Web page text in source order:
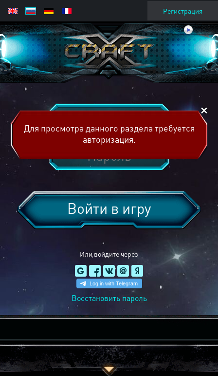
Регистрация
Или войдите через
Войти в игру
Восстановить пароль
Для просмотра данного раздела требуется
авторизация.